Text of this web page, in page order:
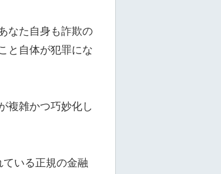
なた自身も詐欺の
と自体が犯罪にな
複雑かつ巧妙化し
いる正規の金融